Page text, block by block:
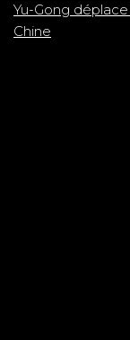
Yu-Gong
Chine